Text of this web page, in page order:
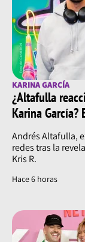
KARINA GARCÍA
¿Altafulla
Karina García?
Andrés Altafulla,
redes tras la
Kris R.
Hace 6 horas